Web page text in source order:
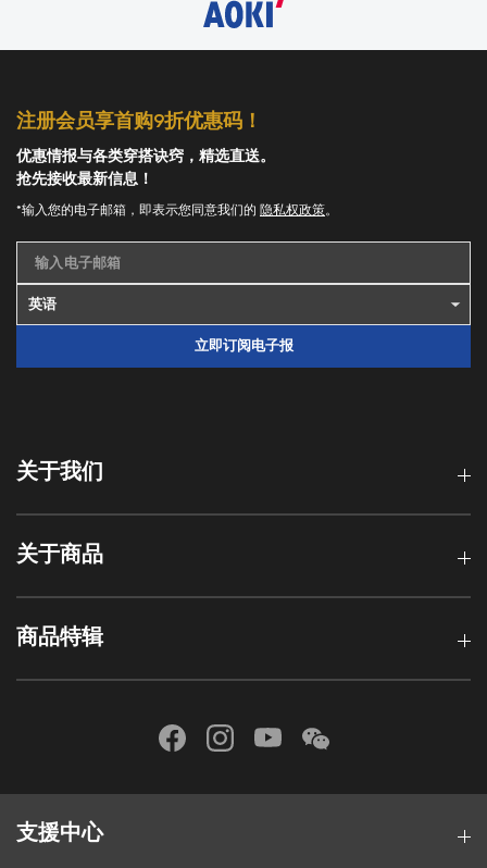
关于我们
关于商品
商品特辑
注册会员享首购9折优惠码！
优惠情报与各类穿搭诀窍，精选直送。
抢先接收最新信息！
*输入您的电子邮箱，即表示您同意我们的 隐私权政策。
输入电子邮箱
立即订阅电子报
支援中心